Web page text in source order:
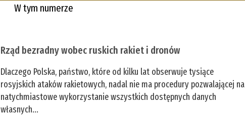
W tym numerze
Rząd bezradny wobec ruskich rakiet i dronów
Dlaczego Polska, państwo, które od kilku lat obserwuje tysiące
rosyjskich ataków rakietowych, nadal nie ma procedury pozwalającej na
natychmiastowe wykorzystanie wszystkich dostępnych danych
własnych...